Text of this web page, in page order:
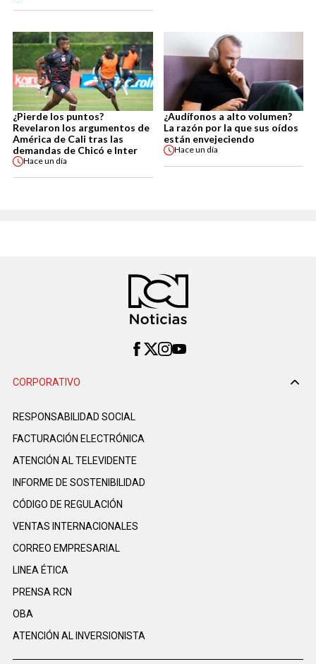
¿Pierde los puntos?
Revelaron los argumentos de
América de Cali tras las
demandas de Chicó e Inter
Haceun día
¿Audífonos a alto volumen?
La razón por la que sus oídos
están envejeciendo
Haceun día
CORPORATIVO
RESPONSABILIDAD SOCIAL
FACTURACIÓN ELECTRÓNICA
ATENCIÓN AL TELEVIDENTE
INFORME DE SOSTENIBILIDAD
CÓDIGO DE REGULACIÓN
VENTAS INTERNACIONALES
CORREO EMPRESARIAL
LINEA ÉTICA
PRENSA RCN
OBA
ATENCIÓN AL INVERSIONISTA